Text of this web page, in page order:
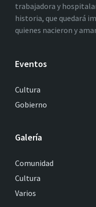
trabajadora y
historia, que quedará
quienes nacieron y
Eventos
Cultura
Gobierno
Galería
Comunidad
Cultura
Varios